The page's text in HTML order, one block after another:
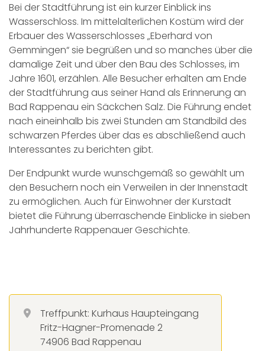
Bei der Stadtführung ist ein kurzer Einblick ins
Wasserschloss. Im mittelalterlichen Kostüm wird der
Erbauer des Wasserschlosses „Eberhard von
Gemmingen“ sie begrüßen und so manches über die
damalige Zeit und über den Bau des Schlosses, im
Jahre 1601, erzählen. Alle Besucher erhalten am Ende
der Stadtführung aus seiner Hand als Erinnerung an
Bad Rappenau ein Säckchen Salz. Die Führung endet
nach eineinhalb bis zwei Stunden am Standbild des
schwarzen Pferdes über das es abschließend auch
Interessantes zu berichten gibt.
Der Endpunkt wurde wunschgemäß so gewählt um
den Besuchern noch ein Verweilen in der Innenstadt
zu ermöglichen. Auch für Einwohner der Kurstadt
bietet die Führung überraschende Einblicke in sieben
Jahrhunderte Rappenauer Geschichte.
Treffpunkt: Kurhaus Haupteingang
Fritz-Hagner-Promenade 2
74906 Bad Rappenau